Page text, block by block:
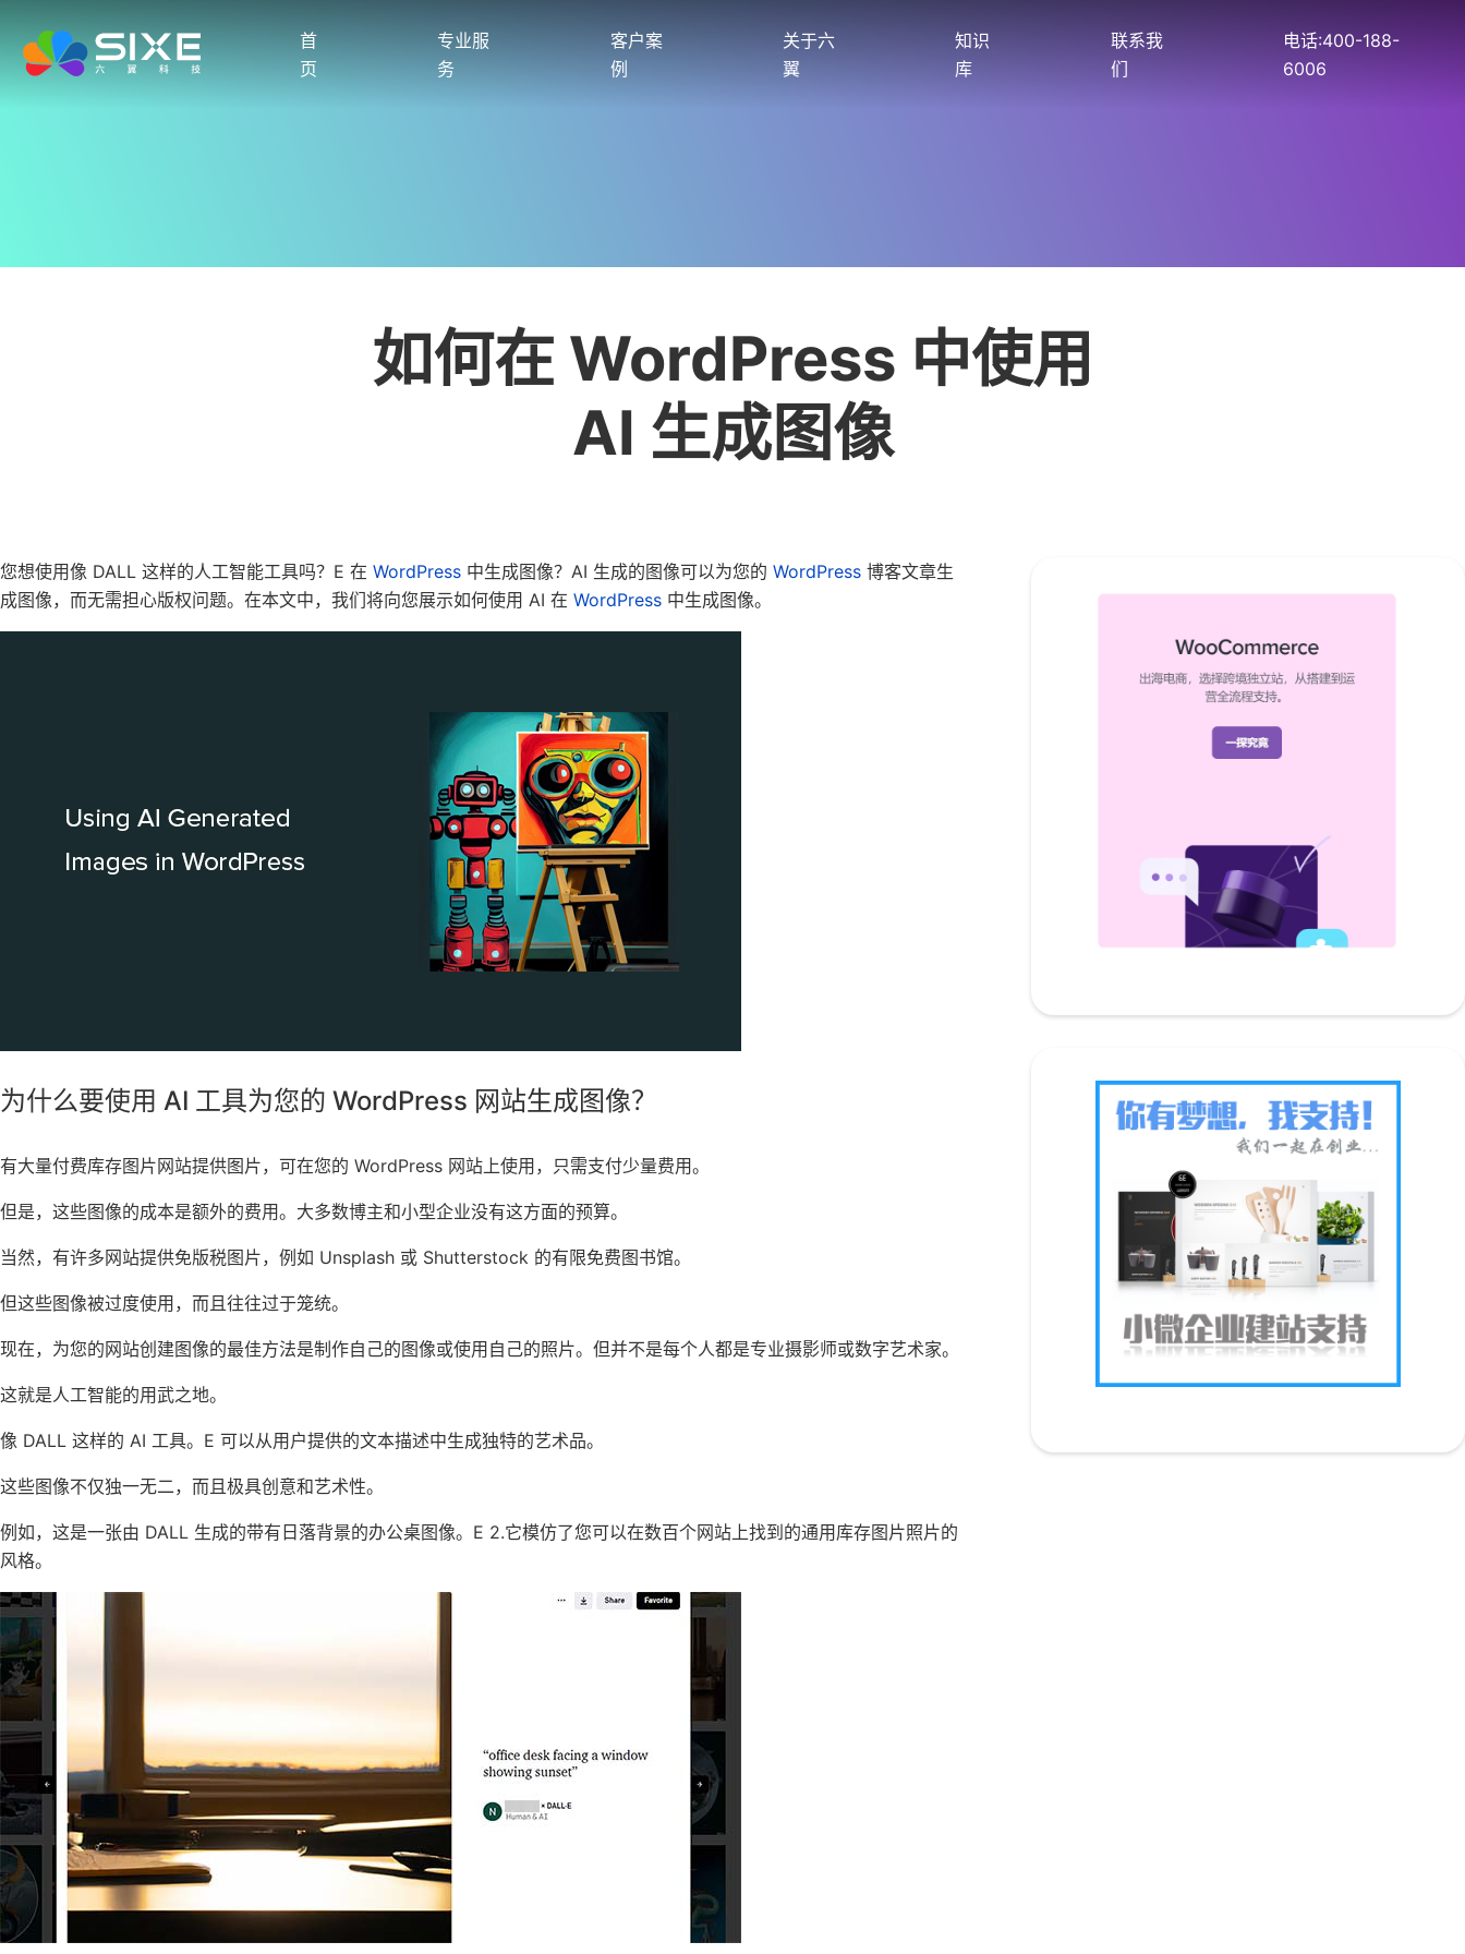
首
页
专业服
务
客户案
例
关于六
翼
知识
库
联系我
们
电话:400-188-
6006
如何在 WordPress 中使用
AI 生成图像
您想使用像 DALL 这样的人工智能工具吗？E 在 WordPress 中生成图像？ AI 生成的图像可以为您的 WordPress 博客文章生
成图像，而无需担心版权问题。 在本文中，我们将向您展示如何使用 AI 在 WordPress 中生成图像。
为什么要使用 AI 工具为您的 WordPress 网站生成图像？
有大量付费库存图片网站提供图片，可在您的 WordPress 网站上使用，只需支付少量费用。
但是，这些图像的成本是额外的费用。大多数博主和小型企业没有这方面的预算。
当然，有许多网站提供免版税图片，例如 Unsplash 或 Shutterstock 的有限免费图书馆。
但这些图像被过度使用，而且往往过于笼统。
现在，为您的网站创建图像的最佳方法是制作自己的图像或使用自己的照片。但并不是每个人都是专业摄影师或数字艺术家。
这就是人工智能的用武之地。
像 DALL 这样的 AI 工具。E 可以从用户提供的文本描述中生成独特的艺术品。
这些图像不仅独一无二，而且极具创意和艺术性。
例如，这是一张由 DALL 生成的带有日落背景的办公桌图像。E 2.它模仿了您可以在数百个网站上找到的通用库存图片照片的
风格。